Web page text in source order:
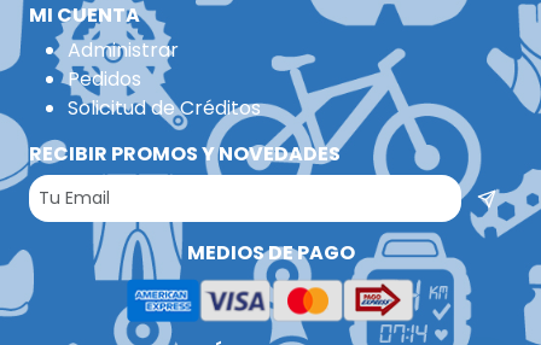
MI CUENTA
Administrar
Pedidos
Solicitud de Créditos
RECIBIR PROMOS Y NOVEDADES
MEDIOS DE PAGO